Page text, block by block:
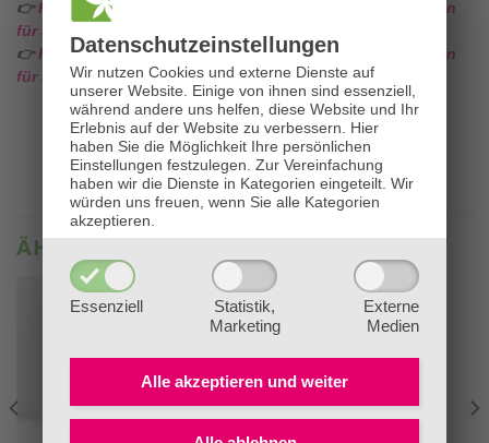
Datenschutz­einstellungen
Wir nutzen Cookies und externe Dienste auf
unserer Website. Einige von ihnen sind essenziell,
während andere uns helfen, diese Website und Ihr
Erlebnis auf der Website zu verbessern. Hier
haben Sie die Möglichkeit Ihre persönlichen
Einstellungen festzulegen. Zur Vereinfachung
haben wir die Dienste in Kategorien eingeteilt. Wir
würden uns freuen, wenn Sie alle Kategorien
akzeptieren.
Essenziell
Statistik,
Marketing
Externe
Medien
Alle akzeptieren und weiter
👉Klicken Sie HIER für alle Infos zu unseren Ausbildungen
für ätherische Öle & Aromatherapie!
👉Klicken Sie HIER für alle Infos zu unseren Ausbildungen
für Bachblüten!
ÄHNLICHE PRODUKTE